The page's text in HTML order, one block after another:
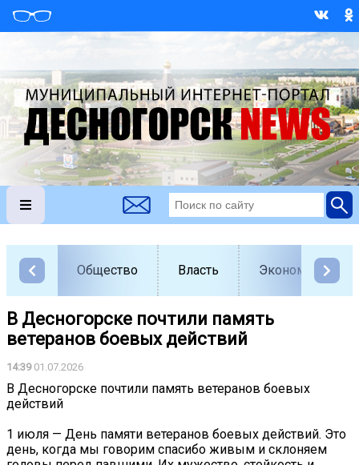
Общество Власть Экономика
В Десногорске почтили память
ветеранов боевых действий
14:3901.07.2026
В Десногорске почтили память ветеранов боевых
действий
1 июля — День памяти ветеранов боевых действий. Это
день, когда мы говорим спасибо живым и склоняем